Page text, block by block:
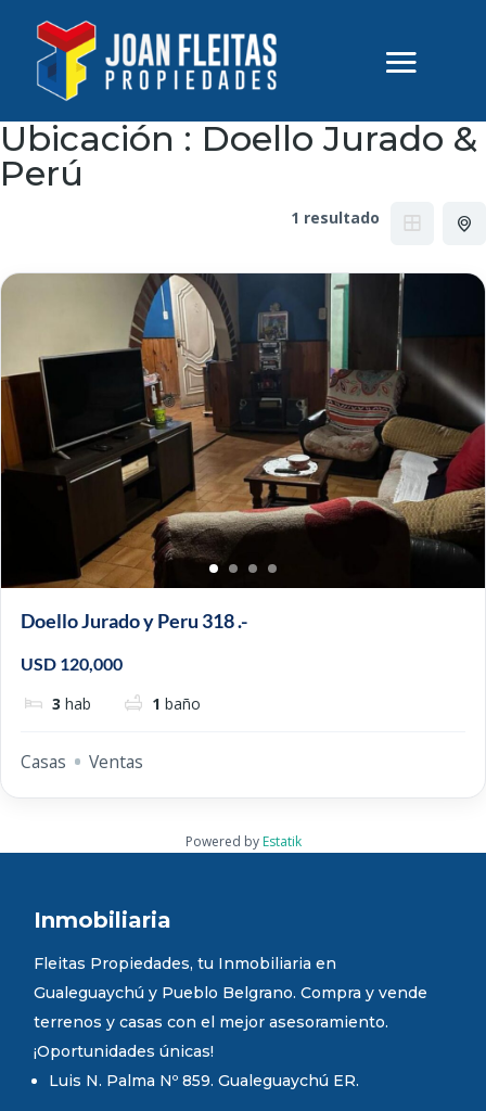
Ubicación : Doello Jurado &
Perú
1 resultado
Doello Jurado y Peru 318 .-
USD 120,000
3 hab 1 baño
Casas Ventas
Powered by Estatik
Inmobiliaria
Fleitas Propiedades, tu Inmobiliaria en
Gualeguaychú y Pueblo Belgrano. Compra y vende
terrenos y casas con el mejor asesoramiento.
¡Oportunidades únicas!
Luis N. Palma Nº 859. Gualeguaychú ER.